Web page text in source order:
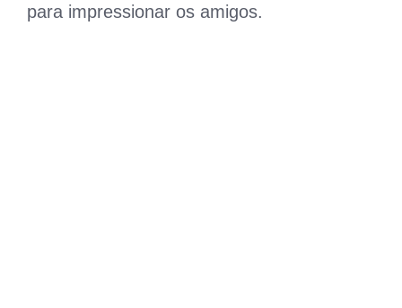
para impressionar os amigos.